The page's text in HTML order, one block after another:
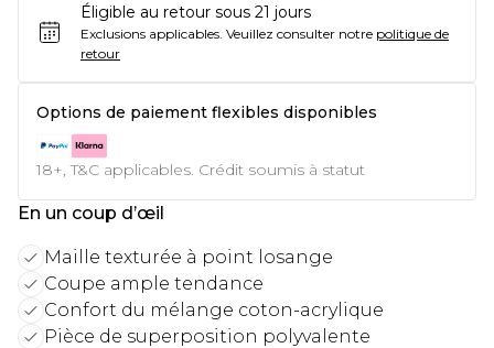
Éligible au retour sous 21 jours
Exclusions applicables. Veuillez consulter notre politique de
retour
Options de paiement flexibles disponibles
18+, T&C applicables. Crédit soumis à statut
En un coup d’œil
Maille texturée à point losange
Coupe ample tendance
Confort du mélange coton-acrylique
Pièce de superposition polyvalente